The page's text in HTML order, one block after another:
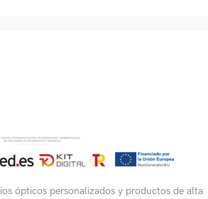
ópticos personalizados y productos de alta